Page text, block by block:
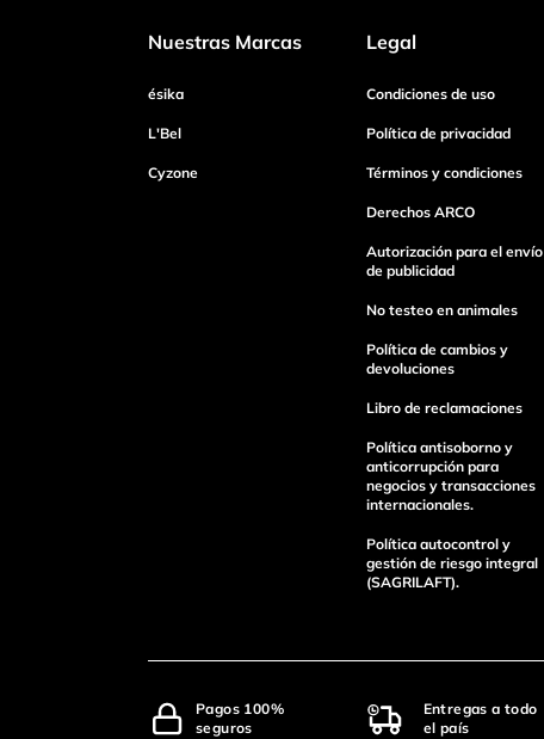
Nuestras Marcas
ésika
L'Bel
Cyzone
Legal
Condiciones de uso
Política de privacidad
Términos y condiciones
Derechos ARCO
Autorización para el envío
de publicidad
No testeo en animales
Política de cambios y
devoluciones
Libro de reclamaciones
Política antisoborno y
anticorrupción para
negocios y transacciones
internacionales.
Política autocontrol y
gestión de riesgo integral
(SAGRILAFT).
Pagos 100%
seguros
Entregas a todo
el país